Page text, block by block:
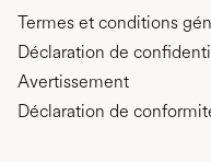
Termes et conditions
Déclaration de
Avertissement
Déclaration de